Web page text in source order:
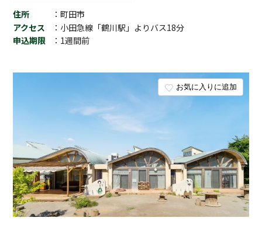
お気に入りに追加
住所
：町田市
アクセス
：小田急線「鶴川駅」よりバス18分
申込期限
：1週間前